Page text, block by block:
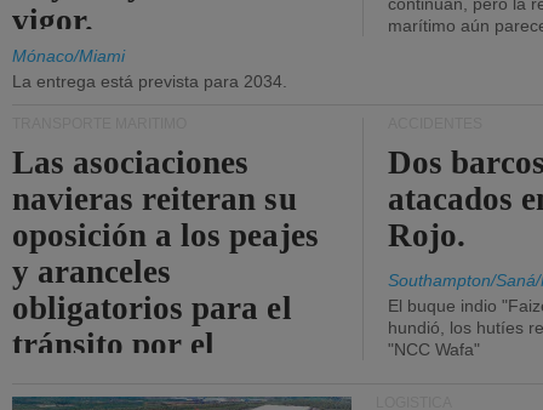
vigor.
Mónaco/Miami
La entrega está prevista para 2034.
marítimo aún
Las asociaciones
navieras reiteran su
oposición a los peajes
y aranceles
obligatorios para el
tránsito por el
Dos
atacados
Rojo.
Southampton/
El buque indio
hundió, los hutíes
"NCC Wafa"